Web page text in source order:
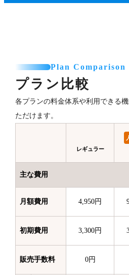
Plan Comparison
プラン比較
各プランの料金体系や利用できる
ただけます。
レギュラー
主な費用
月額費用 4,950円
初期費用 3,300円
販売手数料 0円